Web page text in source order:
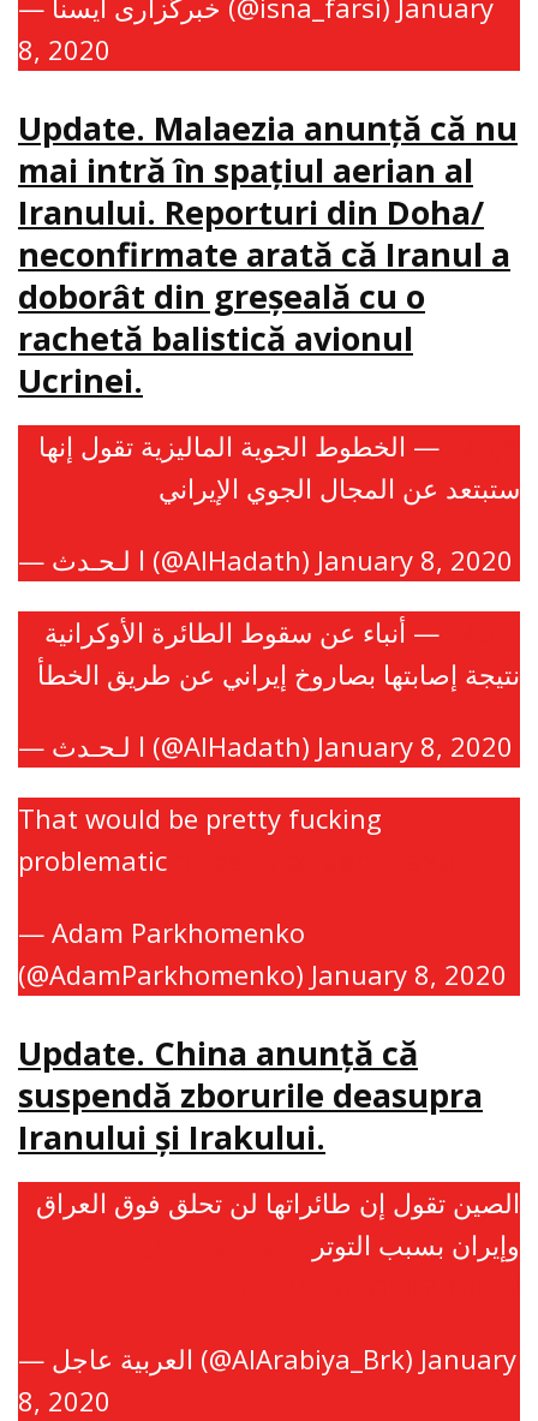
— خبرگزاری ایسنا (@isna_farsi) January
8, 2020
Update. Malaezia anunţă că nu
mai intră în spaţiul aerian al
Iranului. Reporturi din Doha/
neconfirmate arată că Iranul a
doborât din greşeală cu o
rachetă balistică avionul
Ucrinei.
— الخطوط الجوية الماليزية تقول إنها
ستبتعد عن المجال الجوي الإيراني
— ا لـحـدث (@AlHadath) January 8, 2020
— أنباء عن سقوط الطائرة الأوكرانية
نتيجة إصابتها بصاروخ إيراني عن طريق الخطأ
— ا لـحـدث (@AlHadath) January 8, 2020
That would be pretty fucking
problematic
— Adam Parkhomenko
(@AdamParkhomenko) January 8, 2020
Update. China anunţă că
suspendă zborurile deasupra
Iranului şi Irakului.
الصين تقول إن طائراتها لن تحلق فوق العراق
وإيران بسبب التوتر
— العربية عاجل (@AlArabiya_Brk) January
8, 2020